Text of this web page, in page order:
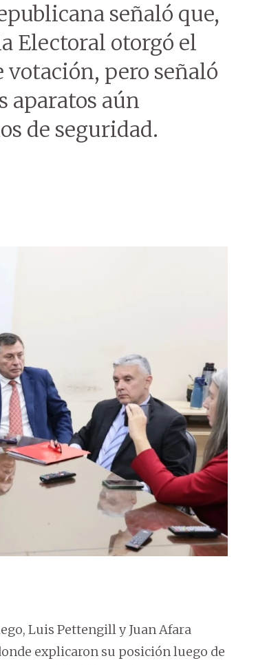
señaló que,
Electoral otorgó el
votación, pero señaló
aparatos aún
de seguridad.
Luis Pettengill y Juan Afara
explicaron su posición luego de